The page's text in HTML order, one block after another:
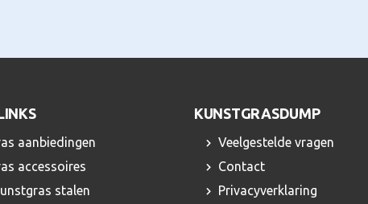
aanbiedingen
accessoires
stalen
KUNSTGRASDUMP
Veelgestelde vragen
Contact
Privacyverklaring